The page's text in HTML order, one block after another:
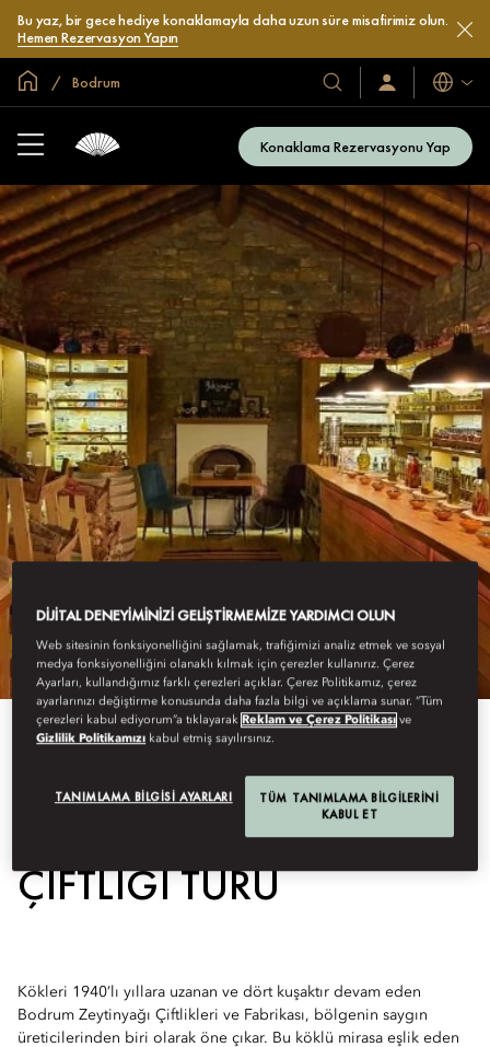
Bu yaz, bir gece hediye konaklamayla daha uzun süre misafirimiz olun.
Hemen Rezervasyon Yapın
Global Ana Sayfa
Bodrum
Otel
ve
Oturum
Açın
Katılın
Diller
Konaklama Rezervasyonu Yap
View All
ÜZÜM BAĞI VE ZEYTIN
ÇIFTLIĞI TURU
Kökleri 1940’lı yıllara uzanan ve dört kuşaktır devam eden
Bodrum Zeytinyağı Çiftlikleri ve Fabrikası, bölgenin saygın
üreticilerinden biri olarak öne çıkar. Bu köklü mirasa eşlik eden
DIJITAL DENEYIMINIZI GELIŞTIRMEMIZE YARDIMCI OLUN
Web sitesinin fonksiyonelliğini sağlamak, trafiğimizi analiz etmek ve sosyal
medya fonksiyonelliğini olanaklı kılmak için çerezler kullanırız. Çerez
Ayarları, kullandığımız farklı çerezleri açıklar. Çerez Politikamız, çerez
ayarlarınızı değiştirme konusunda daha fazla bilgi ve açıklama sunar. “Tüm
çerezleri kabul ediyorum”a tıklayarak Reklam ve Çerez Politikası ve
Gizlilik Politikamızı kabul etmiş sayılırsınız.
TANIMLAMA BILGISI AYARLARI
TÜM TANIMLAMA BILGILERINI
KABUL ET